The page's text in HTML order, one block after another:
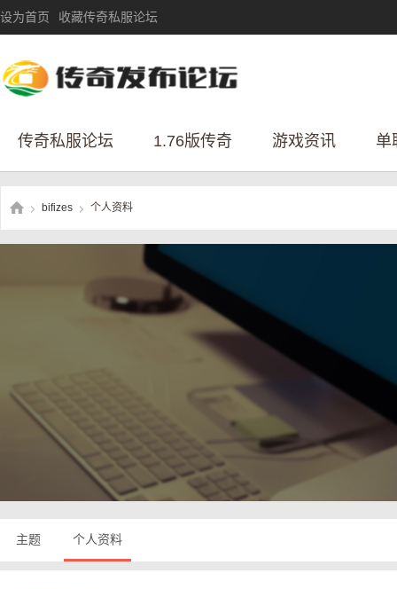
设为首页 收藏传奇私服论坛
传奇私服论坛 1.76版传奇 游戏资讯 单
bifizes 个人资料
主题 个人资料